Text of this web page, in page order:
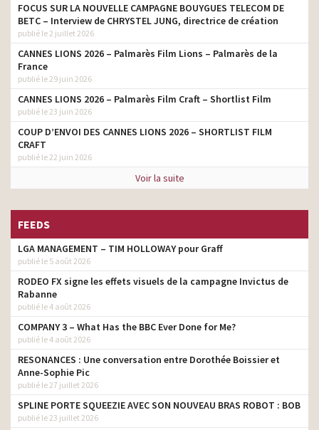
FOCUS SUR LA NOUVELLE CAMPAGNE BOUYGUES TELECOM DE
BETC – Interview de CHRYSTEL JUNG, directrice de création
publié le 2 juillet 2026
CANNES LIONS 2026 – Palmarès Film Lions – Palmarès de la
France
publié le 29 juin 2026
CANNES LIONS 2026 – Palmarès Film Craft – Shortlist Film
publié le 23 juin 2026
COUP D’ENVOI DES CANNES LIONS 2026 – SHORTLIST FILM
CRAFT
publié le 22 juin 2026
Voir la suite
FEEDS
LGA MANAGEMENT – TIM HOLLOWAY pour Graff
publié le 5 août 2026
RODEO FX signe les effets visuels de la campagne Invictus de
Rabanne
publié le 4 août 2026
COMPANY 3 – What Has the BBC Ever Done for Me?
publié le 4 août 2026
RESONANCES : Une conversation entre Dorothée Boissier et
Anne-Sophie Pic
publié le 27 juillet 2026
SPLINE PORTE SQUEEZIE AVEC SON NOUVEAU BRAS ROBOT : BOB
publié le 23 juillet 2026